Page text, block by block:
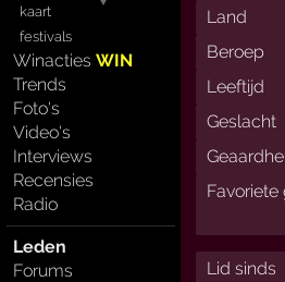
kaart
festivals
WinactiesWIN
Trends
Foto's
Video's
Interviews
Recensies
Radio
Leden
Forums
Land
Beroep
Leeftijd
Geslacht
Favoriete
Lid sinds